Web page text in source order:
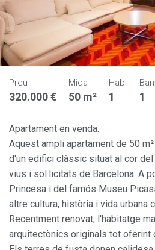
Preu
320.000 €
Mida
50 m²
Hab.
1 1
Apartament en venda.
Aquest ampli apartament de 50
d'un edifici clàssic situat al cor
vius i sol·licitats de Barcelona. A
Princesa i del famós Museu
altre cultura, història i vida urbana
Recentment renovat, l'habitatge
arquitectònics originals tot oferint